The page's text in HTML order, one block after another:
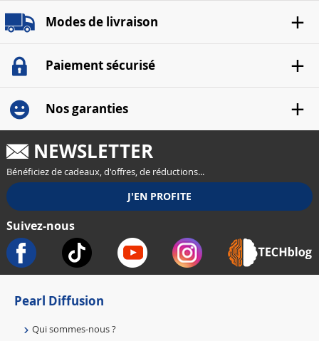
Modes de livraison
Paiement sécurisé
Nos garanties
NEWSLETTER
Bénéficiez de cadeaux, d'offres, de réductions...
Suivez-nous
Pearl Diffusion
Qui sommes-nous ?